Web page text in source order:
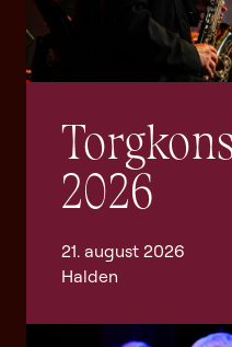
2026
21. august 2026
Halden